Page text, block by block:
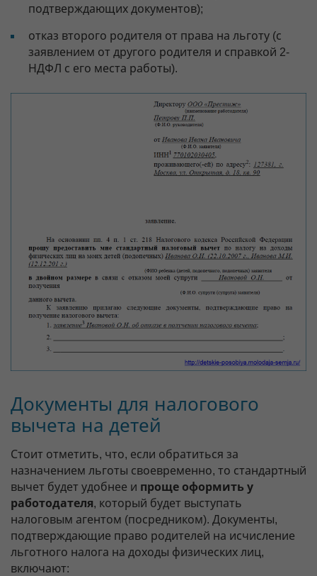
подтверждающих документов);
отказ второго родителя от права на льготу (с
заявлением от другого родителя и справкой 2-
НДФЛ с его места работы).
Документы для налогового
вычета на детей
Стоит отметить, что, если обратиться за
назначением льготы своевременно, то стандартный
вычет будет удобнее и проще оформить у
работодателя, который будет выступать
налоговым агентом (посредником). Документы,
подтверждающие право родителей на исчисление
льготного налога на доходы физических лиц,
включают: